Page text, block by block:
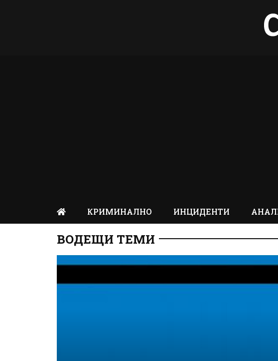
КРИМИНАЛНО ИНЦИДЕНТИ
ВОДЕЩИ ТЕМИ